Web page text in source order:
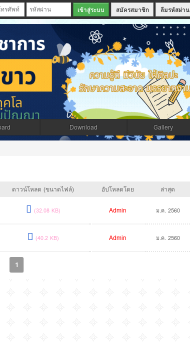
สมัครสมาชิก ลืมรหัสผ่าน
Download Gallery
ดาวน์โหลด (ขนาดไฟล์) อัปโหลดโดย ล่าสุด
(32.08 KB) Admin ม.ค. 2560
(40.2 KB) Admin ม.ค. 2560
1